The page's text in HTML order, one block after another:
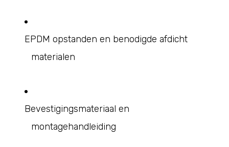
EPDM opstanden en benodigde afdicht
materialen
Bevestigingsmateriaal en
montagehandleiding